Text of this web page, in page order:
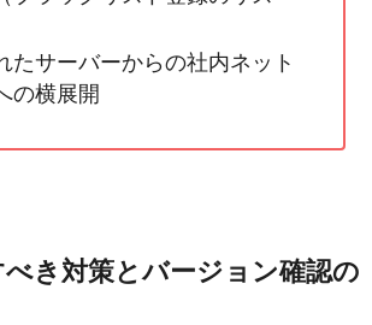
たサーバーからの社内ネット
の横展開
き対策とバージョン確認の